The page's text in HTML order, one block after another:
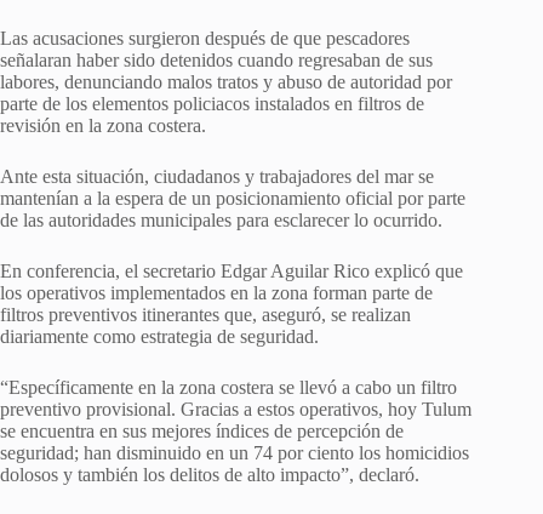
Las acusaciones surgieron después de que pescadores
señalaran haber sido detenidos cuando regresaban de sus
labores, denunciando malos tratos y abuso de autoridad por
parte de los elementos policiacos instalados en filtros de
revisión en la zona costera.
Ante esta situación, ciudadanos y trabajadores del mar se
mantenían a la espera de un posicionamiento oficial por parte
de las autoridades municipales para esclarecer lo ocurrido.
En conferencia, el secretario Edgar Aguilar Rico explicó que
los operativos implementados en la zona forman parte de
filtros preventivos itinerantes que, aseguró, se realizan
diariamente como estrategia de seguridad.
“Específicamente en la zona costera se llevó a cabo un filtro
preventivo provisional. Gracias a estos operativos, hoy Tulum
se encuentra en sus mejores índices de percepción de
seguridad; han disminuido en un 74 por ciento los homicidios
dolosos y también los delitos de alto impacto”, declaró.